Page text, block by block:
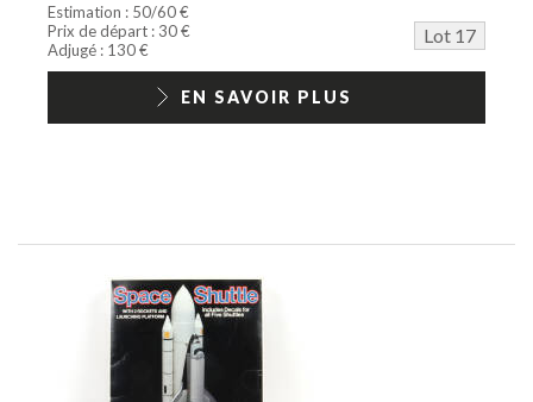
Estimation : 50/60 €
Prix de départ : 30 €
Lot 17
Adjugé : 130 €
EN SAVOIR PLUS